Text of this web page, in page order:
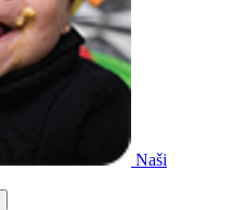
Naši